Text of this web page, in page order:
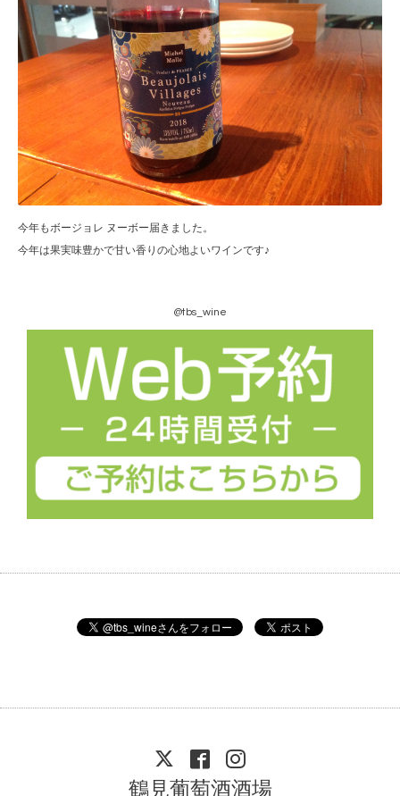
今年もボージョレ ヌーボー届きました。
今年は果実味豊かで甘い香りの心地よいワインです♪
@tbs_wine
鶴見葡萄酒酒場